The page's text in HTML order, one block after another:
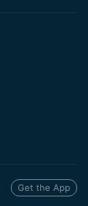
Get the App